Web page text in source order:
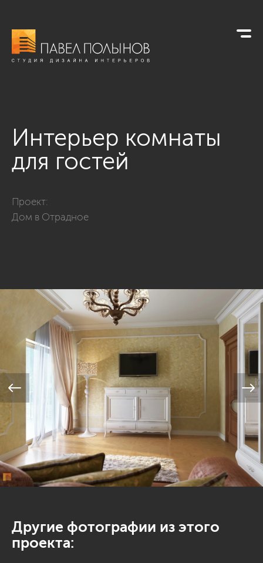
Интерьер комнаты
для гостей
Проект:
Дом в Отрадное
Другие фотографии из этого
проекта: